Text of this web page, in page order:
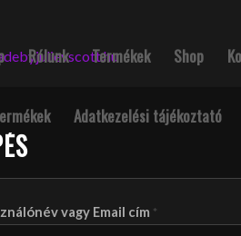
Rólunk Termékek Shop
Adatkezelési tájékoztató
vagy Email cím *